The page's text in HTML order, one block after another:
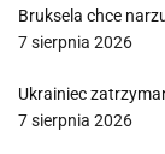
Bruksela chce
7 sierpnia 2026
Ukrainiec
7 sierpnia 2026